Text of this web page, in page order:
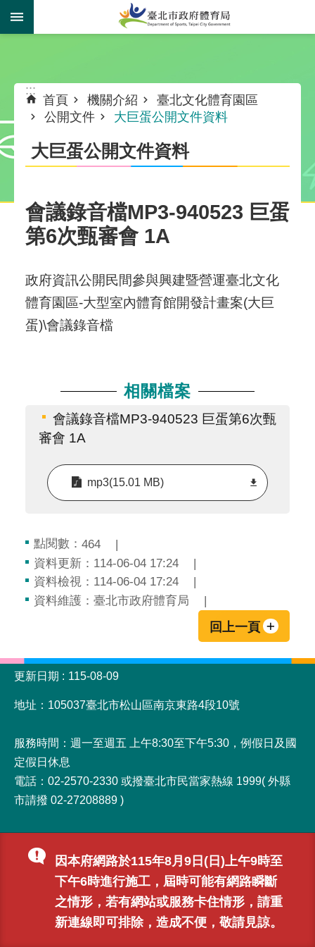
跳到主要內容區塊
因本府網路於115年8月9日(日)上午9時至
下午6時進行施工，屆時可能有網路瞬斷
之情形，若有網站或服務卡住情形，請重
新連線即可排除，造成不便，敬請見諒。
:::
首頁 機關介紹
臺北文化體育園區
公開文件
大巨蛋公開文件資料
大巨蛋公開文件資料
會議錄音檔MP3-940523 巨蛋
第6次甄審會 1A
政府資訊公開民間參與興建暨營運臺北文化
體育園區-大型室內體育館開發計畫案(大巨
蛋)\會議錄音檔
相關檔案
會議錄音檔MP3-940523 巨蛋第6次甄
審會 1A
mp3(15.01 MB)
點閱數： 464
資料更新：114-06-04 17:24
資料檢視：114-06-04 17:24
資料維護：臺北市政府體育局
回上一頁
:::
更新日期
115-08-09
地址：105037臺北市松山區南京東路4段10號
服務時間：週一至週五 上午8:30至下午5:30，例假日及國
定假日休息
電話：02-2570-2330 或撥臺北市民當家熱線 1999( 外縣
市請撥 02-27208889 )